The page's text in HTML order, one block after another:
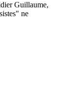
Guillaume,
ne